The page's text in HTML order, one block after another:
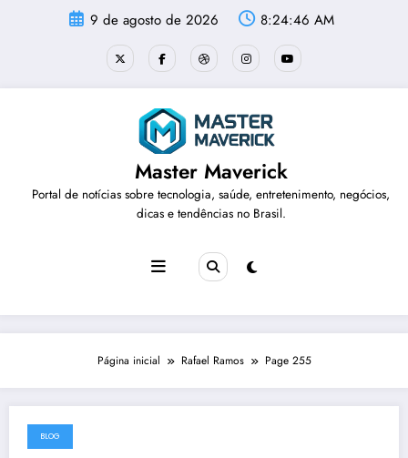
9 de agosto de 2026 8:24:47 AM
Master Maverick
Portal de notícias sobre tecnologia, saúde, entretenimento, negócios,
dicas e tendências no Brasil.
Página inicial Rafael Ramos Page 255
30 de abril de 2023
BLOG